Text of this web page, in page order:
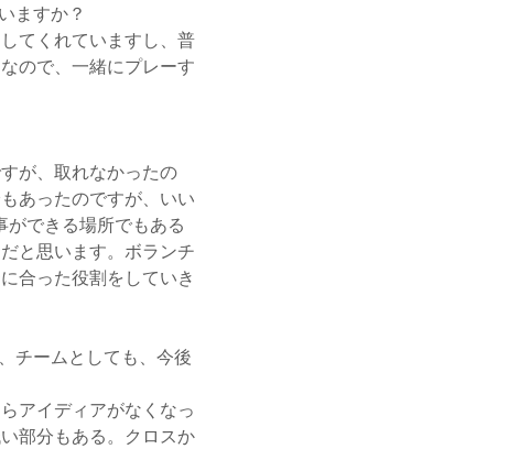
ますか？
てくれていますし、普
ので、一緒にプレーす
が、取れなかったの
あったのですが、いい
できる場所でもある
と思います。ボランチ
合った役割をしていき
チームとしても、今後
アイディアがなくなっ
部分もある。クロスか